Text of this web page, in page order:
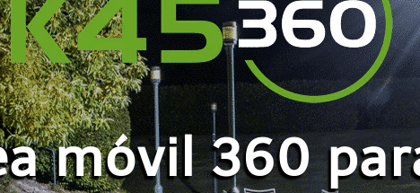
móvil 360